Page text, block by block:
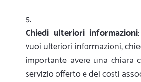
Chiedi ulteriori informazioni
vuoi ulteriori informazioni,
importante avere una chiara
servizio offerto e dei costi